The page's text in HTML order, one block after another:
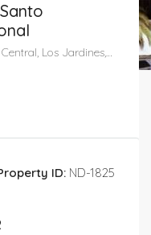
Distrito Nacional, 10119, Dominican Republic
ID: ND-1825